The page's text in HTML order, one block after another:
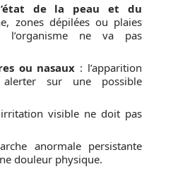
de la peau et du
zones dépilées ou plaies
ne va pas
ou nasaux : l’apparition
sur une possible
visible ne doit pas
anormale persistante
douleur physique.